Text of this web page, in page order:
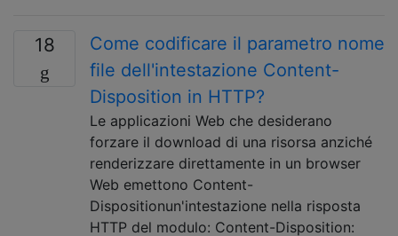
18
Come codificare il parametro nome
file dell'intestazione Content-
Disposition in HTTP?
Le applicazioni Web che desiderano
forzare il download di una risorsa anziché
renderizzare direttamente in un browser
Web emettono Content-
Dispositionun'intestazione nella risposta
HTTP del modulo: Content-Disposition: